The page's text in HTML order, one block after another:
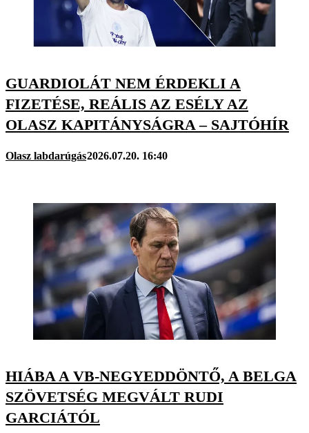
GUARDIOLÁT NEM ÉRDEKLI A
FIZETÉSE, REÁLIS AZ ESÉLY AZ
OLASZ KAPITÁNYSÁGRA – SAJTÓHÍR
Olasz labdarúgás2026.07.20. 16:40
HIÁBA A VB-NEGYEDDÖNTŐ, A BELGA
SZÖVETSÉG MEGVÁLT RUDI
GARCIÁTÓL